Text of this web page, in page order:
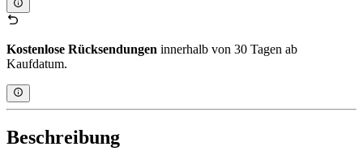
Kostenlose Rücksendungen innerhalb von 30 Tagen ab
Kaufdatum.
Beschreibung